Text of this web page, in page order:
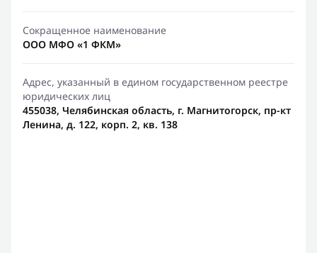
Сокращенное наименование
ООО МФО «1 ФКМ»
Адрес, указанный в едином государственном реестре
юридических лиц
455038, Челябинская область, г. Магнитогорск, пр-кт
Ленина, д. 122, корп. 2, кв. 138